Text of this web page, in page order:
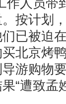
作人员
按计划
已被迫
北京烤
游购物
“遭致孟